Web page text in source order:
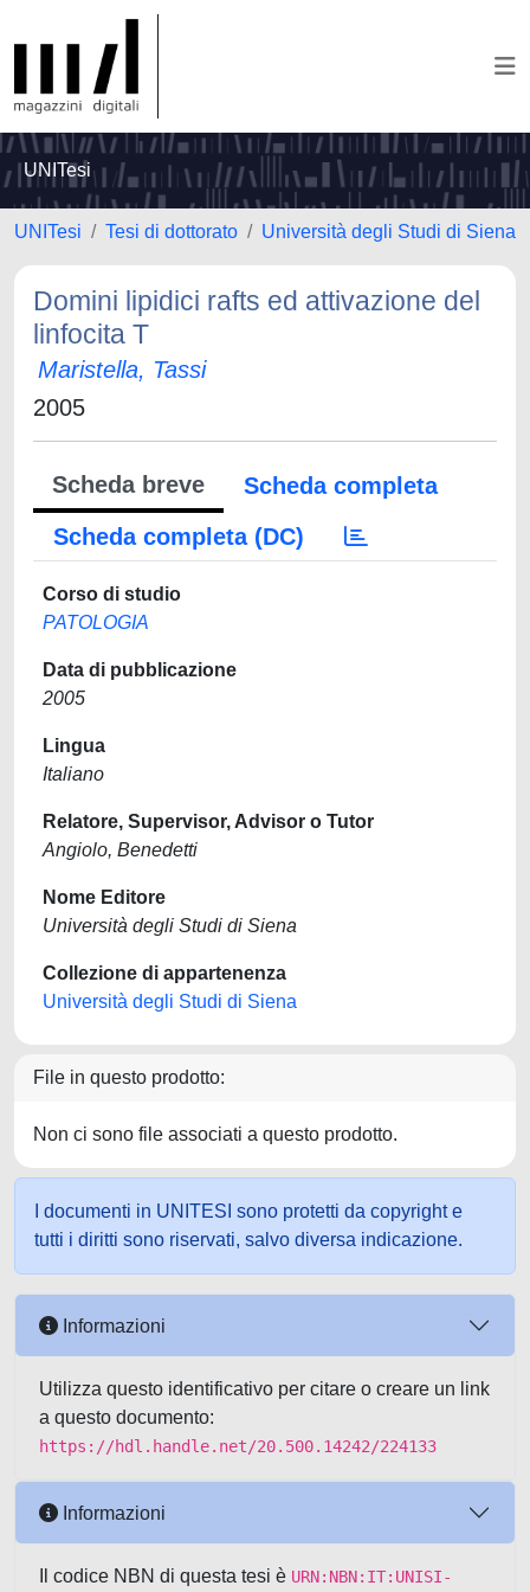
UNITesi
UNITesi Tesi di dottorato Università degli Studi di Siena
Domini lipidici rafts ed attivazione del
linfocita T
Maristella, Tassi
2005
Scheda breve
Scheda completa
Scheda completa (DC)
Corso di studio
PATOLOGIA
Data di pubblicazione
2005
Lingua
Italiano
Relatore, Supervisor, Advisor o Tutor
Angiolo, Benedetti
Nome Editore
Università degli Studi di Siena
Collezione di appartenenza
Università degli Studi di Siena
File in questo prodotto:
Non ci sono file associati a questo prodotto.
I documenti in UNITESI sono protetti da copyright e
tutti i diritti sono riservati, salvo diversa indicazione.
Informazioni
Utilizza questo identificativo per citare o creare un link
a questo documento:
https://hdl.handle.net/20.500.14242/224133
Informazioni
Il codice NBN di questa tesi è URN:NBN:IT:UNISI-